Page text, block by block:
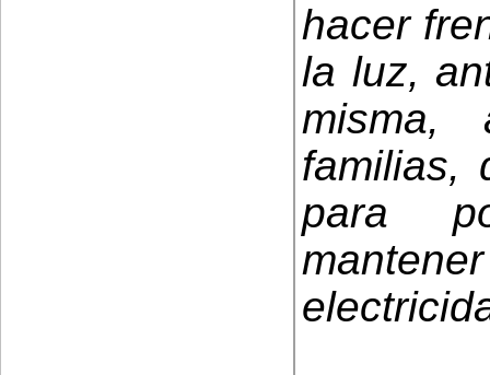
hacer
la luz,
familias,
para